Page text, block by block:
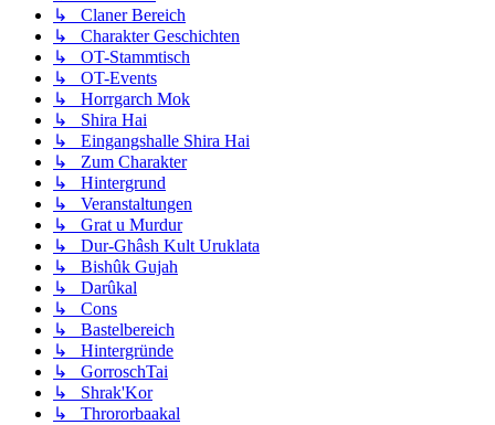
↳ Claner Bereich
↳ Charakter Geschichten
↳ OT-Stammtisch
↳ OT-Events
↳ Horrgarch Mok
↳ Shira Hai
↳ Eingangshalle Shira Hai
↳ Zum Charakter
↳ Hintergrund
↳ Veranstaltungen
↳ Grat u Murdur
↳ Dur-Ghâsh Kult Uruklata
↳ Bishûk Gujah
↳ Darûkal
↳ Cons
↳ Bastelbereich
↳ Hintergründe
↳ GorroschTai
↳ Shrak'Kor
↳ Thrororbaakal